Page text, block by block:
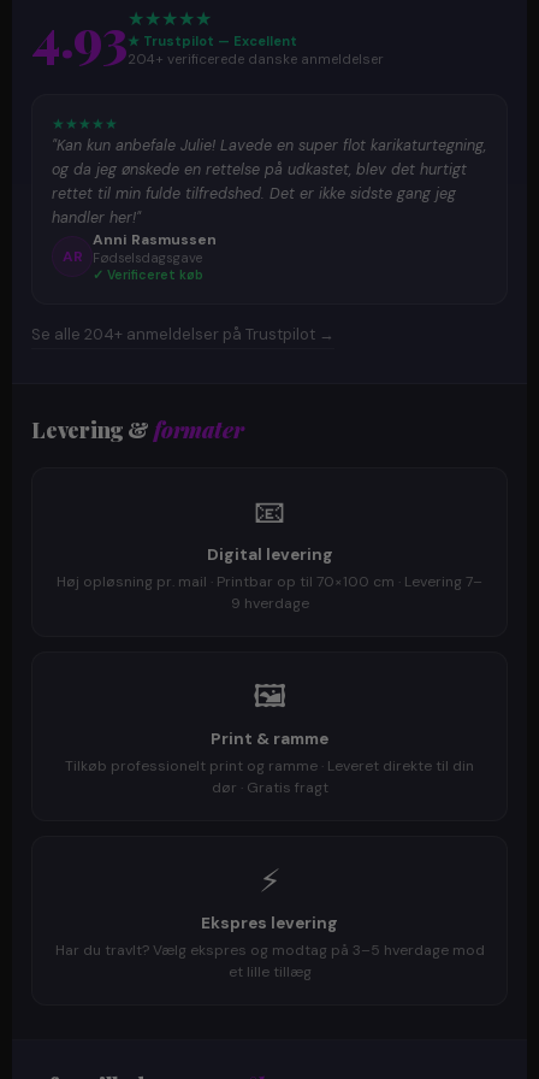
4.93★★★★★
★ Trustpilot — Excellent
204+ verificerede danske anmeldelser
★ ★ ★ ★ ★
"Kan kun anbefale Julie! Lavede en super flot karikaturtegning,
og da jeg ønskede en rettelse på udkastet, blev det hurtigt
rettet til min fulde tilfredshed. Det er ikke sidste gang jeg
handler her!"
AR
Anni Rasmussen
Fødselsdagsgave
✓ Verificeret køb
Se alle 204+ anmeldelser på Trustpilot →
Levering &formater
📧
Digital levering
Høj opløsning pr. mail · Printbar op til 70×100 cm · Levering 7–
9 hverdage
🖼️
Print & ramme
Tilkøb professionelt print og ramme · Leveret direkte til din
dør · Gratis fragt
⚡
Ekspres levering
Har du travlt? Vælg ekspres og modtag på 3–5 hverdage mod
et lille tillæg